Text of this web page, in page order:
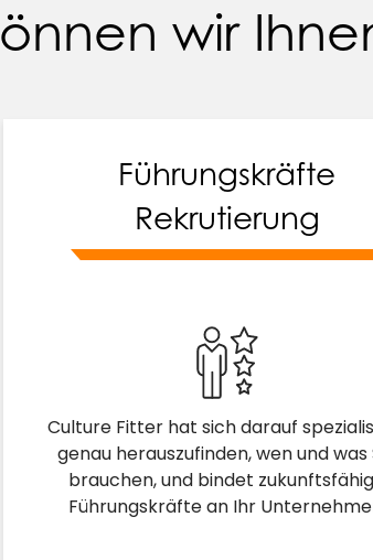
wir
Führungskräfte
Rekrutierung
Culture Fitter hat sich darauf
genau herauszufinden, wen und was
brauchen, und bindet
Führungskräfte an Ihr